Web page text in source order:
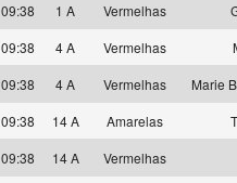
09:38
1 A Vermelhas
09:38
4 A Vermelhas
09:38
4 A Vermelhas
Marie
09:38
14 A Amarelas
09:38
14 A
Vermelhas